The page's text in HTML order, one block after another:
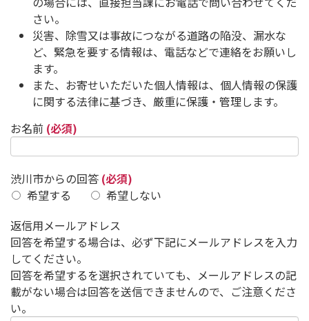
さい。
災害、除雪又は事故につながる道路の陥没、漏水な
ど、緊急を要する情報は、電話などで連絡をお願いし
ます。
また、お寄せいただいた個人情報は、個人情報の保護
に関する法律に基づき、厳重に保護・管理します。
お名前 (必須)
渋川市からの回答 (必須)
希望する
希望しない
返信用メールアドレス
回答を希望する場合は、必ず下記にメールアドレスを入力
してください。
回答を希望するを選択されていても、メールアドレスの記
載がない場合は回答を送信できませんので、ご注意くださ
い。